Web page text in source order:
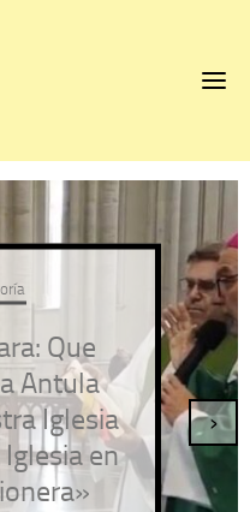
Que
Antula
Iglesia
en
›